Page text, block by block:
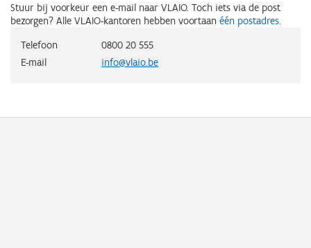
Stuur bij voorkeur een e-mail naar VLAIO. Toch iets via de post
bezorgen? Alle VLAIO-kantoren hebben voortaan één postadres.
Telefoon
0800 20 555
E-mail
info@vlaio.be